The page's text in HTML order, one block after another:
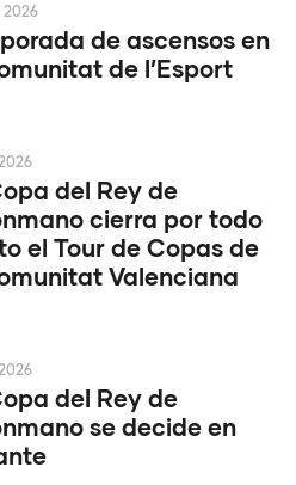
de ascensos en
de l’Esport
2026
del Rey de
cierra por todo
el Tour de Copas de
Valenciana
del Rey de
se decide en